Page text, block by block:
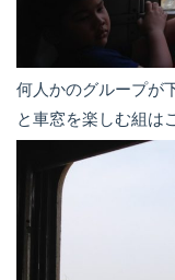
何人かのグループが
と車窓を楽しむ組は